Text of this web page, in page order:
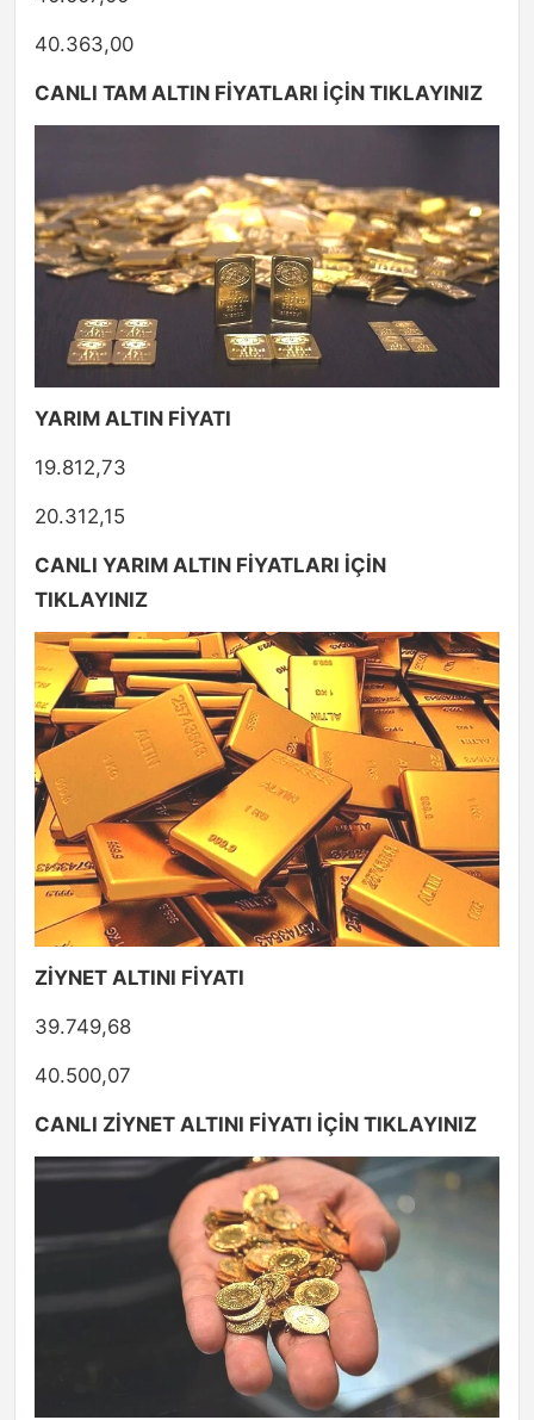
40.363,00
CANLI TAM ALTIN FİYATLARI İÇİN TIKLAYINIZ
YARIM ALTIN FİYATI
19.812,73
20.312,15
CANLI YARIM ALTIN FİYATLARI İÇİN
TIKLAYINIZ
ZİYNET ALTINI FİYATI
39.749,68
40.500,07
CANLI ZİYNET ALTINI FİYATI İÇİN TIKLAYINIZ